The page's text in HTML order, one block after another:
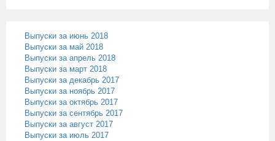
Выпуски за июнь 2018
Выпуски за май 2018
Выпуски за апрель 2018
Выпуски за март 2018
Выпуски за декабрь 2017
Выпуски за ноябрь 2017
Выпуски за октябрь 2017
Выпуски за сентябрь 2017
Выпуски за август 2017
Выпуски за июль 2017